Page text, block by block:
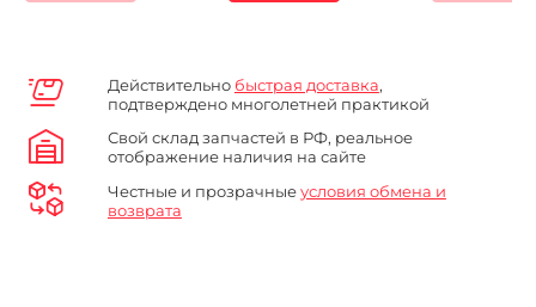
Действительно быстрая доставка,
подтверждено многолетней практикой
Свой склад запчастей в РФ, реальное
отображение наличия на сайте
Честные и прозрачныеусловия обмена и
возврата